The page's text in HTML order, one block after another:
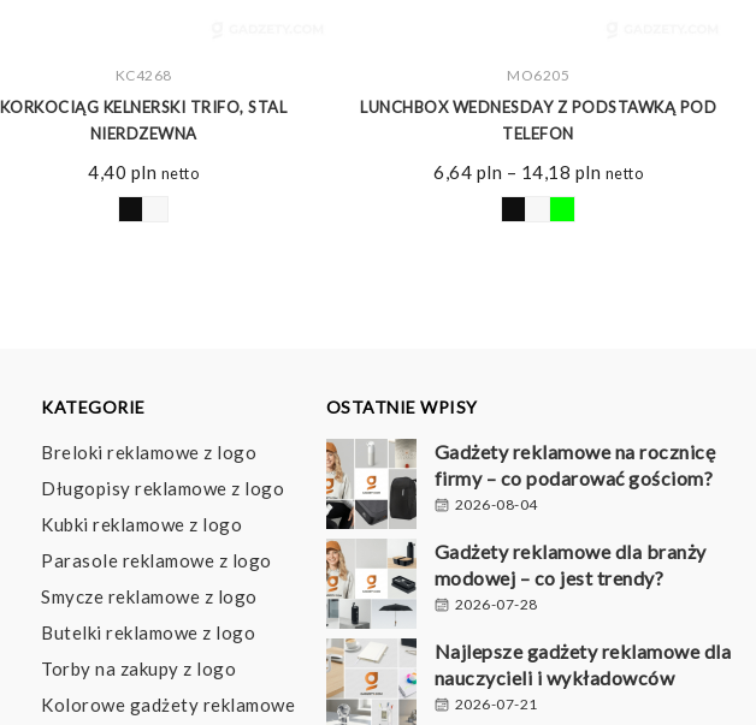
ZOBACZ WIĘCEJ
KC4268
KORKOCIĄG KELNERSKI TRIFO, STAL
NIERDZEWNA
4,40 pln netto
ZOBACZ WIĘCEJ
MO6205
LUNCHBOX WEDNESDAY Z PODSTAWKĄ POD
TELEFON
6,64 pln – 14,18 pln Zakres
netto
KATEGORIE
Breloki reklamowe z logo
Długopisy reklamowe z logo
Kubki reklamowe z logo
Parasole reklamowe z logo
Smycze reklamowe z logo
Butelki reklamowe z logo
Torby na zakupy z logo
Kolorowe gadżety reklamowe
OSTATNIE WPISY
Gadżety reklamowe na rocznicę
firmy – co podarować gościom?
2026-08-04
Gadżety reklamowe dla branży
modowej – co jest trendy?
2026-07-28
Najlepsze gadżety reklamowe dla
nauczycieli i wykładowców
2026-07-21